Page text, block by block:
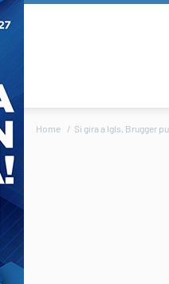
Home Si gira a Igls, Brugger